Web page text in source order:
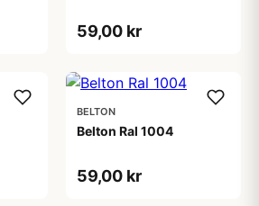
59,00 kr
BELTON
Belton Ral 1004
59,00 kr